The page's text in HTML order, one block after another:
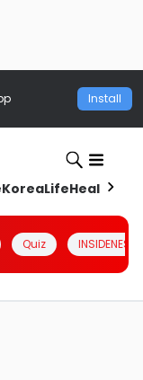
Install
KoreaLifeHealth
Quiz INSIDENESIA